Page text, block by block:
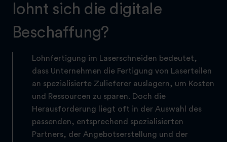
lohnt sich die digitale
Beschaffung?
Lohnfertigung im Laserschneiden bedeutet,
dass Unternehmen die Fertigung von Laserteilen
an spezialisierte Zulieferer auslagern, um Kosten
und Ressourcen zu sparen. Doch die
Herausforderung liegt oft in der Auswahl des
passenden, entsprechend spezialisierten
Partners, der Angebotserstellung und der